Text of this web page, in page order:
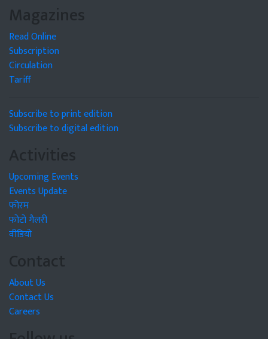
Magazines
Read Online
Subscription
Circulation
Tariff
Subscribe to print edition
Subscribe to digital edition
Activities
Upcoming Events
Events Update
फोरम
फोटो गैलरी
वीडियो
Contact
About Us
Contact Us
Careers